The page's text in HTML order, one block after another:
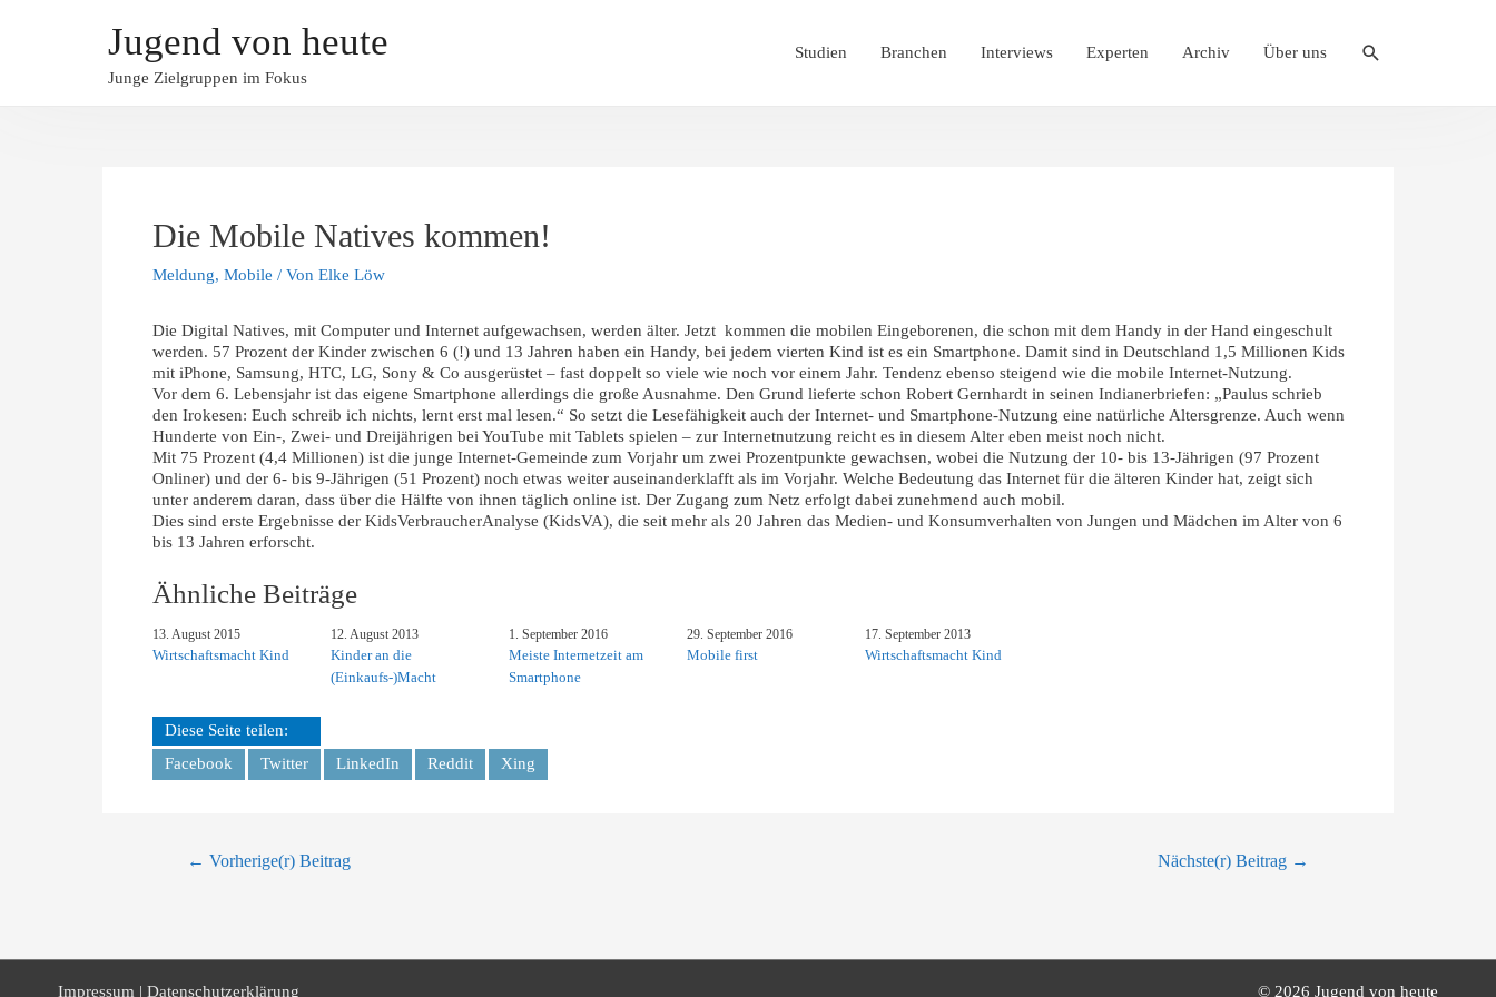
Jugend von heute
Junge Zielgruppen im Fokus
Studien Branchen Interviews Experten Archiv Über uns Suche
Die Mobile Natives kommen!
Meldung, Mobile / Von Elke Löw
Die Digital Natives, mit Computer und Internet aufgewachsen, werden älter. Jetzt kommen die mobilen Eingeborenen, die schon mit dem Handy in der Hand eingeschult
werden. 57 Prozent der Kinder zwischen 6 (!) und 13 Jahren haben ein Handy, bei jedem vierten Kind ist es ein Smartphone. Damit sind in Deutschland 1,5 Millionen Kids
mit iPhone, Samsung, HTC, LG, Sony & Co ausgerüstet – fast doppelt so viele wie noch vor einem Jahr. Tendenz ebenso steigend wie die mobile Internet-Nutzung.
Vor dem 6. Lebensjahr ist das eigene Smartphone allerdings die große Ausnahme. Den Grund lieferte schon Robert Gernhardt in seinen Indianerbriefen: „Paulus schrieb
den Irokesen: Euch schreib ich nichts, lernt erst mal lesen.“ So setzt die Lesefähigkeit auch der Internet- und Smartphone-Nutzung eine natürliche Altersgrenze. Auch wenn
Hunderte von Ein-, Zwei- und Dreijährigen bei YouTube mit Tablets spielen – zur Internetnutzung reicht es in diesem Alter eben meist noch nicht.
Mit 75 Prozent (4,4 Millionen) ist die junge Internet-Gemeinde zum Vorjahr um zwei Prozentpunkte gewachsen, wobei die Nutzung der 10- bis 13-Jährigen (97 Prozent
Onliner) und der 6- bis 9-Jährigen (51 Prozent) noch etwas weiter auseinanderklafft als im Vorjahr. Welche Bedeutung das Internet für die älteren Kinder hat, zeigt sich
unter anderem daran, dass über die Hälfte von ihnen täglich online ist. Der Zugang zum Netz erfolgt dabei zunehmend auch mobil.
Dies sind erste Ergebnisse der KidsVerbraucherAnalyse (KidsVA), die seit mehr als 20 Jahren das Medien- und Konsumverhalten von Jungen und Mädchen im Alter von 6
bis 13 Jahren erforscht.
Ähnliche Beiträge
13. August 2015
Wirtschaftsmacht Kind
12. August 2013
Kinder an die
(Einkaufs-)Macht
1. September 2016
Meiste Internetzeit am
Smartphone
29. September 2016
Mobile first
17. September 2013
Wirtschaftsmacht Kind
Diese Seite teilen:
Facebook
Twitter LinkedIn Reddit Xing
Beitrags-
← Vorherige(r) Beitrag Nächste(r) Beitrag →
Impressum | Datenschutzerklärung © 2026 Jugend von heute